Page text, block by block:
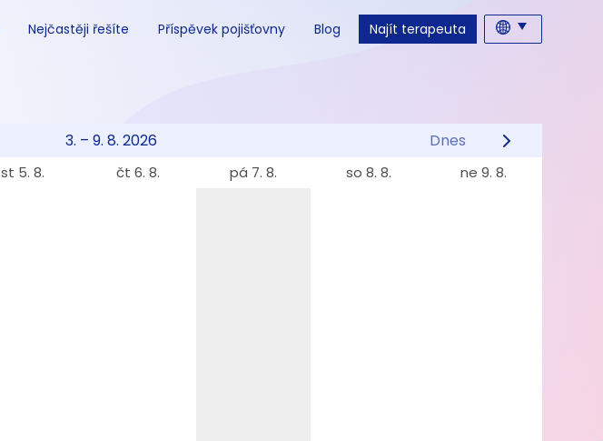
Nejčastěji řešíte Příspěvek pojišťovny Blog Najít terapeuta
3. – 9. 8. 2026 Dnes
st 5. 8. čt 6. 8. pá 7. 8. so 8. 8. ne 9. 8.